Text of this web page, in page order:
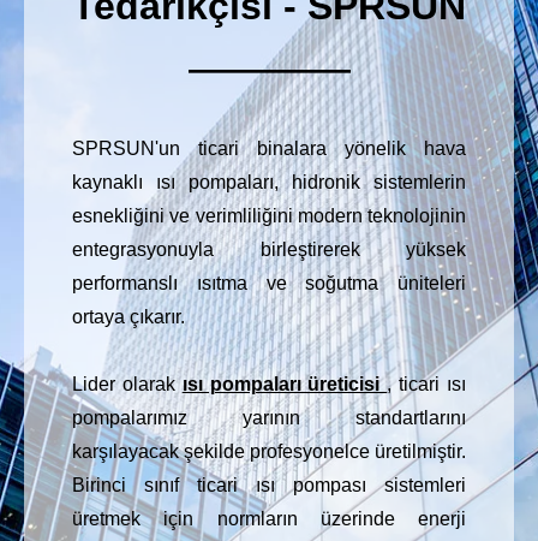
—————
SPRSUN'un ticari binalara yönelik hava
kaynaklı ısı pompaları, hidronik sistemlerin
esnekliğini ve verimliliğini modern teknolojinin
entegrasyonuyla birleştirerek yüksek
performanslı ısıtma ve soğutma üniteleri
ortaya çıkarır.
Lider olarakısı pompaları üreticisi, ticari ısı
pompalarımız yarının standartlarını
karşılayacak şekilde profesyonelce üretilmiştir.
Birinci sınıf ticari ısı pompası sistemleri
üretmek için normların üzerinde enerji